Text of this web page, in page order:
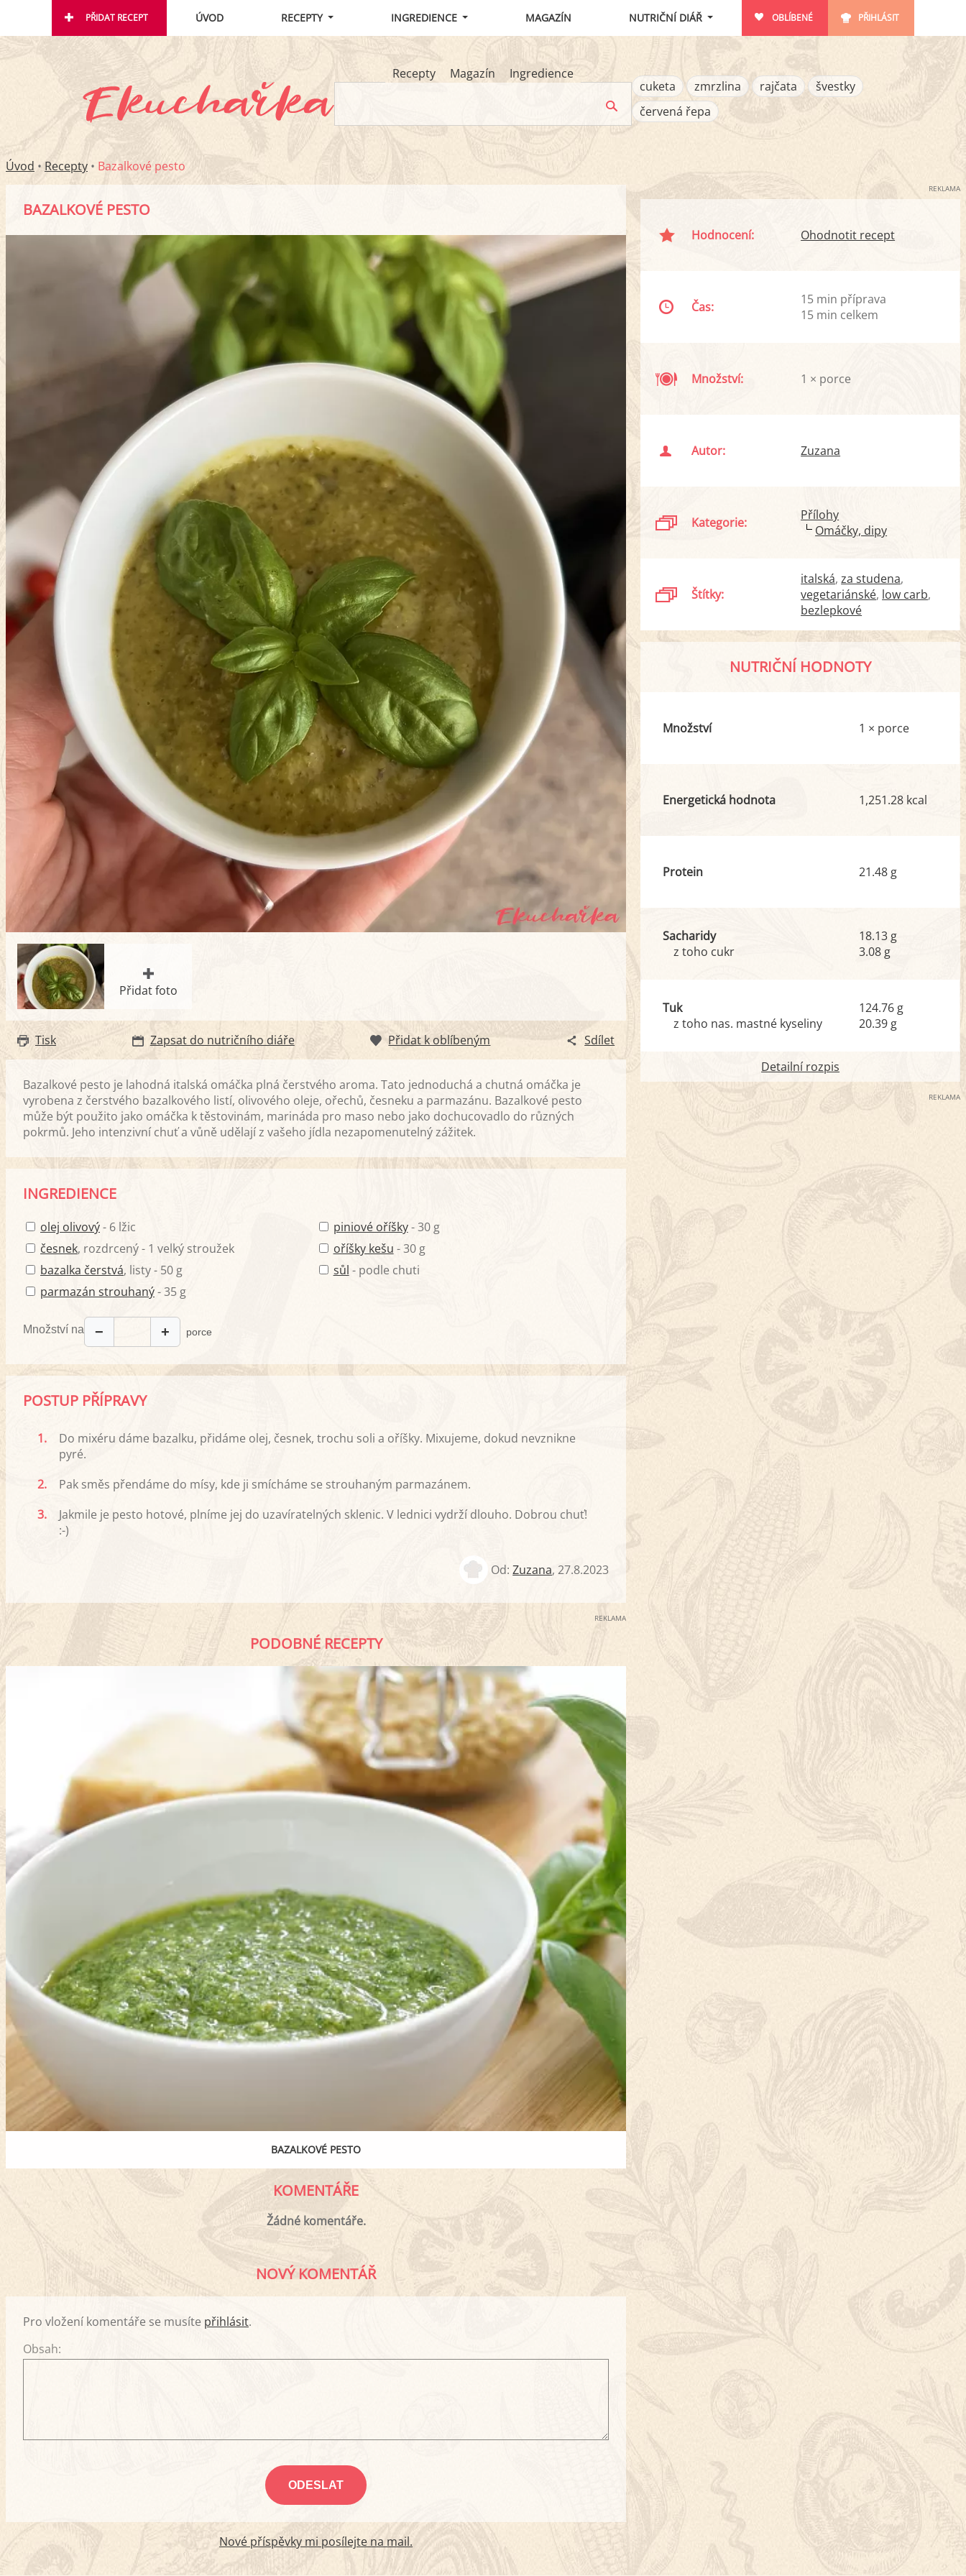
PŘIDAT RECEPT ÚVOD RECEPTY INGREDIENCE MAGAZÍN NUTRIČNÍ DIÁŘ OBLÍBENÉ PŘIHLÁSIT
Recepty Magazín
Ingredience
cuketa
zmrzlina rajčata
švestky
červená řepa
Úvod • Recepty • Bazalkové pesto
BAZALKOVÉ PESTO
Přidat foto
Tisk Zapsat do nutričního diáře Přidat k oblíbeným Sdílet
Bazalkové pesto je lahodná italská omáčka plná čerstvého aroma. Tato jednoduchá a chutná omáčka je
vyrobena z čerstvého bazalkového listí, olivového oleje, ořechů, česneku a parmazánu. Bazalkové pesto
může být použito jako omáčka k těstovinám, marináda pro maso nebo jako dochucovadlo do různých
pokrmů. Jeho intenzivní chuť a vůně udělají z vašeho jídla nezapomenutelný zážitek.
INGREDIENCE
olej olivový- 6 lžic
česnek, rozdrcený - 1 velký stroužek
bazalka čerstvá, listy - 50 g
parmazán strouhaný- 35 g
piniové oříšky- 30 g
oříšky kešu - 30 g
sůl - podle chuti
Množství na − + porce
POSTUP PŘÍPRAVY
1.
Do mixéru dáme bazalku, přidáme olej, česnek, trochu soli a oříšky. Mixujeme, dokud nevznikne
pyré.
2.
Pak směs přendáme do mísy, kde ji smícháme se strouhaným parmazánem.
3.
Jakmile je pesto hotové, plníme jej do uzavíratelných sklenic. V lednici vydrží dlouho. Dobrou chuť!
:-)
Od:Zuzana,27.8.2023
REKLAMA
PODOBNÉ RECEPTY
BAZALKOVÉ PESTO
KOMENTÁŘE
Žádné komentáře.
NOVÝ KOMENTÁŘ
Pro vložení komentáře se musíte přihlásit.
Obsah:
Nové příspěvky mi posílejte na mail.
REKLAMA
Hodnocení: Ohodnotit recept
Čas:
15 min příprava
15 min celkem
Množství: 1 × porce
Autor: Zuzana
Kategorie:
Přílohy
Omáčky, dipy
Štítky:
italská za studena
vegetariánské low carb
bezlepkové
NUTRIČNÍ HODNOTY
Množství 1 × porce
Energetická hodnota 1,251.28 kcal
Protein 21.48 g
Sacharidy
z toho cukr
18.13 g
3.08 g
Tuk
z toho nas. mastné kyseliny
124.76 g
20.39 g
Detailní rozpis
REKLAMA